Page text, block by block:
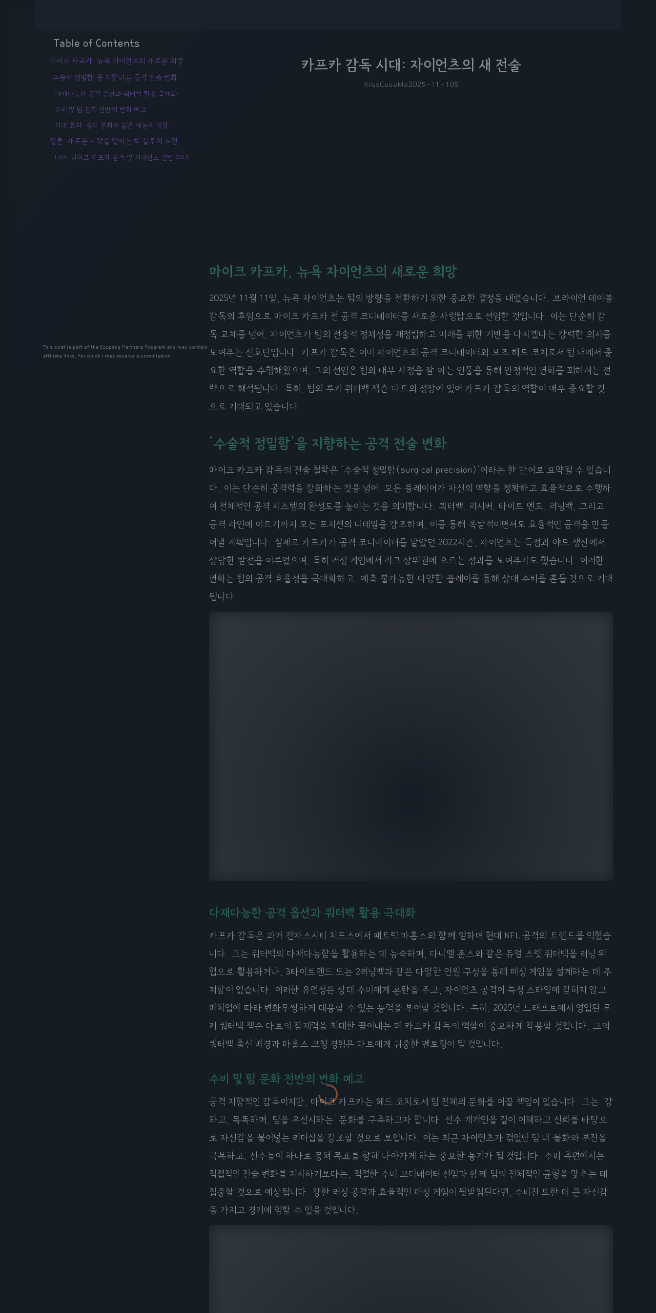
Table of Contents
마이크 카프카, 뉴욕 자이언츠의 새로운 희망
'수술적 정밀함'을 지향하는 공격 전술 변화
다재다능한 공격 옵션과 쿼터백 활용 극대화
수비 및 팀 문화 전반의 변화 예고
기대 효과: 승리 문화와 젊은 재능의 성장
결론: 새로운 시작을 알리는 빅 블루의 도전
FAQ: 마이크 카프카 감독 및 자이언츠 관련 Q&A
This post is part of the Coupang Partners Program and may contain
affiliate links, for which I may receive a commission.
카프카 감독 시대: 자이언츠의 새 전술
KissCuseMe2025-11-105
마이크 카프카, 뉴욕 자이언츠의 새로운 희망
2025년 11월 11일, 뉴욕 자이언츠는 팀의 방향을 전환하기 위한 중요한 결정을 내렸습니다. 브라이언 데이볼
감독의 후임으로 마이크 카프카 전 공격 코디네이터를 새로운 사령탑으로 선임한 것입니다. 이는 단순히 감
독 교체를 넘어, 자이언츠가 팀의 전술적 정체성을 재정립하고 미래를 위한 기반을 다지겠다는 강력한 의지를
보여주는 신호탄입니다. 카프카 감독은 이미 자이언츠의 공격 코디네이터와 보조 헤드 코치로서 팀 내에서 중
요한 역할을 수행해왔으며, 그의 선임은 팀의 내부 사정을 잘 아는 인물을 통해 안정적인 변화를 꾀하려는 전
략으로 해석됩니다. 특히, 팀의 루키 쿼터백 잭슨 다트의 성장에 있어 카프카 감독의 역할이 매우 중요할 것
으로 기대되고 있습니다.
'수술적 정밀함'을 지향하는 공격 전술 변화
마이크 카프카 감독의 전술 철학은 '수술적 정밀함(surgical precision)'이라는 한 단어로 요약될 수 있습니
다. 이는 단순히 공격력을 강화하는 것을 넘어, 모든 플레이어가 자신의 역할을 정확하고 효율적으로 수행하
여 전체적인 공격 시스템의 완성도를 높이는 것을 의미합니다. 쿼터백, 리시버, 타이트 엔드, 러닝백, 그리고
공격 라인에 이르기까지 모든 포지션의 디테일을 강조하며, 이를 통해 폭발적이면서도 효율적인 공격을 만들
어낼 계획입니다. 실제로 카프카가 공격 코디네이터를 맡았던 2022시즌, 자이언츠는 득점과 야드 생산에서
상당한 발전을 이루었으며, 특히 러싱 게임에서 리그 상위권에 오르는 성과를 보여주기도 했습니다. 이러한
변화는 팀의 공격 효율성을 극대화하고, 예측 불가능한 다양한 플레이를 통해 상대 수비를 흔들 것으로 기대
됩니다.
다재다능한 공격 옵션과 쿼터백 활용 극대화
카프카 감독은 과거 캔자스시티 치프스에서 패트릭 마홈스와 함께 일하며 현대 NFL 공격의 트렌드를 익혔습
니다. 그는 쿼터백의 다재다능함을 활용하는 데 능숙하며, 다니엘 존스와 같은 듀얼 스렛 쿼터백을 러닝 위
협으로 활용하거나, 3타이트엔드 또는 2러닝백과 같은 다양한 인원 구성을 통해 패싱 게임을 설계하는 데 주
저함이 없습니다. 이러한 유연성은 상대 수비에게 혼란을 주고, 자이언츠 공격이 특정 스타일에 갇히지 않고
매치업에 따라 변화무쌍하게 대응할 수 있는 능력을 부여할 것입니다. 특히, 2025년 드래프트에서 영입된 루
키 쿼터백 잭슨 다트의 잠재력을 최대한 끌어내는 데 카프카 감독의 역할이 중요하게 작용할 것입니다. 그의
쿼터백 출신 배경과 마홈스 코칭 경험은 다트에게 귀중한 멘토링이 될 것입니다.
수비 및 팀 문화 전반의 변화 예고
공격 지향적인 감독이지만, 마이크 카프카는 헤드 코치로서 팀 전체의 문화를 이끌 책임이 있습니다. 그는 '강
하고, 똑똑하며, 팀을 우선시하는' 문화를 구축하고자 합니다. 선수 개개인을 깊이 이해하고 신뢰를 바탕으
로 자신감을 불어넣는 리더십을 강조할 것으로 보입니다. 이는 최근 자이언츠가 겪었던 팀 내 불화와 부진을
극복하고, 선수들이 하나로 뭉쳐 목표를 향해 나아가게 하는 중요한 동기가 될 것입니다. 수비 측면에서는
직접적인 전술 변화를 지시하기보다는, 적절한 수비 코디네이터 선임과 함께 팀의 전체적인 균형을 맞추는 데
집중할 것으로 예상됩니다. 강한 러싱 공격과 효율적인 패싱 게임이 뒷받침된다면, 수비진 또한 더 큰 자신감
을 가지고 경기에 임할 수 있을 것입니다.